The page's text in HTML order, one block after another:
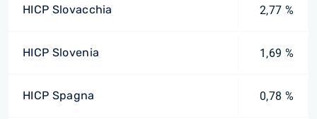
HICP Slovacchia 2,77 %
HICP Slovenia 1,69 %
HICP Spagna 0,78 %